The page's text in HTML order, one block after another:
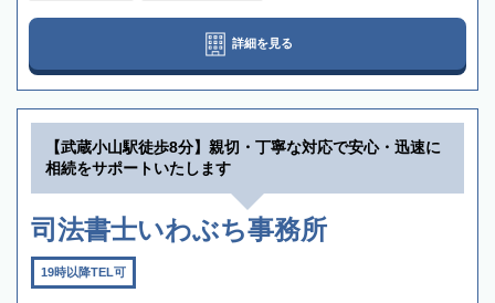
詳細を見る
【武蔵小山駅徒歩8分】親切・丁寧な対応で安心・迅速に
相続をサポートいたします
司法書士いわぶち事務所
19時以降TEL可